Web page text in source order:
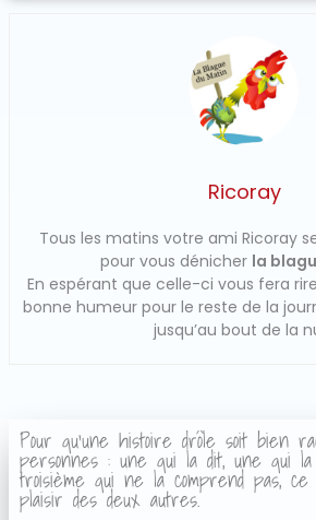
Ricoray
Tous les matins votre ami Ricoray
pour vous dénicher la
En espérant que celle-ci vous fera
bonne humeur pour le reste de la
jusqu’au bout de la
Pour qu'une histoire drôle soit bien
personnes : une qui la dit, une qui
troisième qui ne la comprend pas,
plaisir des deux autres.